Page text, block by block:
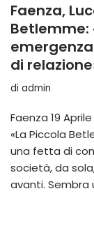
Faenza,
Betlemme:
di
di admin
Faenza 19
«La Piccola
una fetta di
società, da
avanti. Sembra